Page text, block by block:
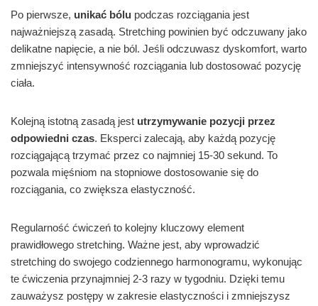
Po pierwsze, unikać bólu podczas rozciągania jest
najważniejszą zasadą. Stretching powinien być odczuwany jako
delikatne napięcie, a nie ból. Jeśli odczuwasz dyskomfort, warto
zmniejszyć intensywność rozciągania lub dostosować pozycję
ciała.
Kolejną istotną zasadą jest utrzymywanie pozycji przez
odpowiedni czas. Eksperci zalecają, aby każdą pozycję
rozciągającą trzymać przez co najmniej 15-30 sekund. To
pozwala mięśniom na stopniowe dostosowanie się do
rozciągania, co zwiększa elastyczność.
Regularność ćwiczeń to kolejny kluczowy element
prawidłowego stretching. Ważne jest, aby wprowadzić
stretching do swojego codziennego harmonogramu, wykonując
te ćwiczenia przynajmniej 2-3 razy w tygodniu. Dzięki temu
zauważysz postępy w zakresie elastyczności i zmniejszysz